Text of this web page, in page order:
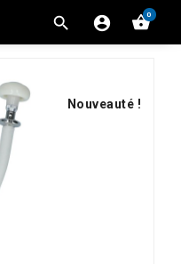
0



Nouveauté !